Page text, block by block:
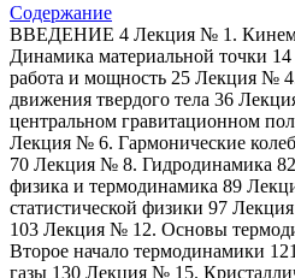
Содержание
ВВЕДЕНИЕ 4 Лекция № 1.
Динамика материальной точки
работа и мощность 25 Лекция №
движения твердого тела 36
центральном гравитационном
Лекция № 6. Гармонические
70 Лекция № 8. Гидродинамика
физика и термодинамика 89
статистической физики 97
103 Лекция № 12. Основы
Второе начало термодинамики
газы 130 Лекция № 15.